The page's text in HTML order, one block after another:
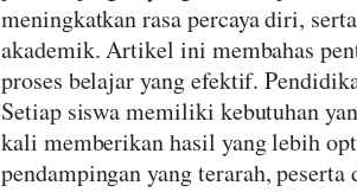
meningkatkan rasa percaya diri,
akademik. Artikel ini membahas